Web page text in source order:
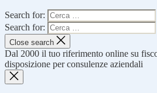
Search for:
Search for:
Close search
Dal 2000 il tuo riferimento online su
disposizione per consulenze aziendali